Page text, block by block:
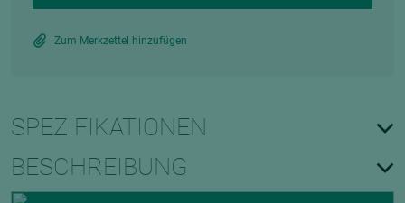
Zum Merkzettel hinzufügen
SPEZIFIKATIONEN
BESCHREIBUNG